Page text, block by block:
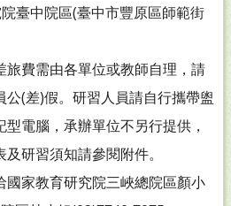
臺中院區(臺中市豐原區師範街
旅費需由各單位或教師自理，請
(差)假。研習人員請自行攜帶盥
電腦，承辦單位不另行提供，
研習須知請參閱附件。
國家教育研究院三峽總院區顏小